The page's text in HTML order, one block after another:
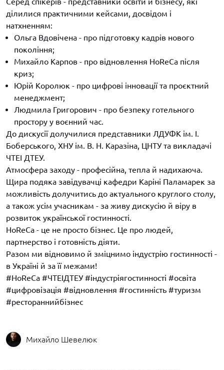
ділилися практичними кейсами, досвідом і
натхненням:
Ольга Вдовічена - про підготовку кадрів нового
покоління;
Михайло Карпов - про відновлення HoReCa після
криз;
Юрій Королюк - про цифрові інновації та проєктний
менеджмент;
Людмила Григорович - про безпеку готельного
простору у воєнний час.
До дискусії долучилися представники ЛДУФК ім. І.
Боберського, ХНУ ім. В. Н. Каразіна, ЦНТУ та викладачі
ЧТЕІ ДТЕУ.
Атмосфера заходу - професійна, тепла й надихаюча.
Щира подяка завідувачці кафедри Каріні Паламарек за
можливість долучитись до актуального круглого столу,
а також усім учасникам - за живу дискусію й віру в
розвиток української гостинності.
HoReCa - це не просто бізнес. Це про людей,
партнерство і готовність діяти.
Разом ми відновимо й зміцнимо індустрію гостинності -
в Україні й за її межами!
#HoReCa #ЧТЕІДТЕУ #індустріягостинності #освіта
#цифровізація #відновлення #гостинність #туризм
#рестораннийбізнес
Михайло Шевелюк